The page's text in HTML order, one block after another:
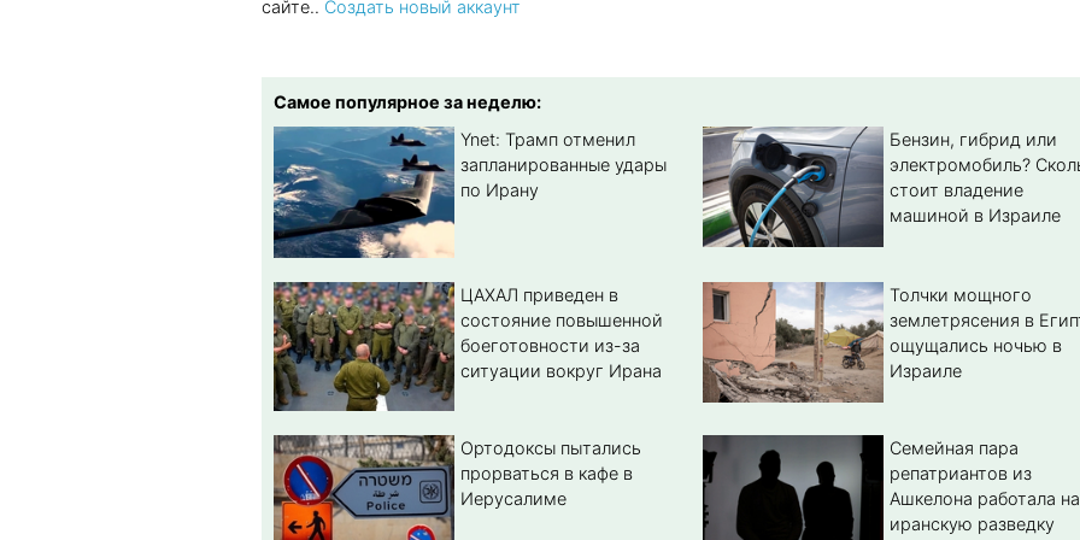
сайте.. Создать новый аккаунт
Самое популярное за неделю:
Ynet: Трамп отменил
запланированные удары
по Ирану
Бензин, гибрид или
электромобиль?
стоит владение
машиной в Израиле
ЦАХАЛ приведен в
состояние повышенной
боеготовности из-за
ситуации вокруг Ирана
Толчки мощного
землетрясения в
ощущались ночью в
Израиле
Ортодоксы пытались
прорваться в кафе в
Иерусалиме
Семейная пара
репатриантов из
Ашкелона работала на
иранскую разведку